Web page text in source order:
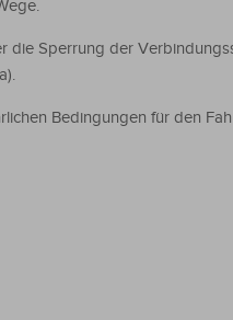
die Sperrung der
Bedingungen für den